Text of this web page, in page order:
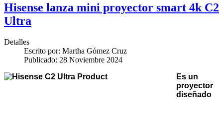
Hisense lanza mini proyector smart 4k C2
Ultra
Detalles
Escrito por: Martha Gómez Cruz
Publicado: 28 Noviembre 2024
Es un
proyector
diseñado